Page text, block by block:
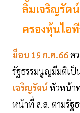
ลิ้มเจริญรัต
ครองหุ้นไอ
ม็อบ 19 ก.ค.66ค
รัฐธรรมนูญมีมติเป็
เจริญรัตน์ หัวหน้า
หน้าที่ ส.ส. ตามรัฐ